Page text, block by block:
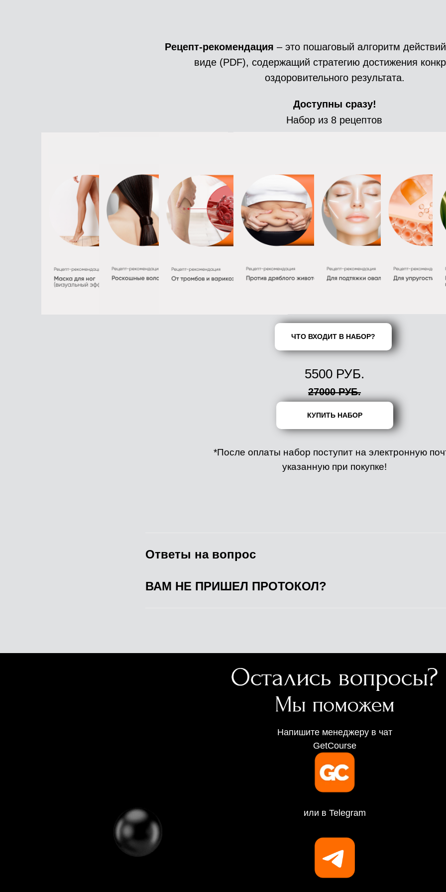
Рецепт-рекомендация – это пошаговый алгоритм
виде (PDF), содержащий стратегию достижения
оздоровительного результата.
КУПИТЬ НАБОР
ЧТО ВХОДИТ В НАБОР?
5500 РУБ.
*После оплаты набор поступит на электронную
указанную при покупке!
Доступны сразу!
27000 РУБ.
Набор из 8 рецептов
Ответы на вопрос
ВАМ НЕ ПРИШЕЛ ПРОТОКОЛ?
Напишите менеджеру в чат
GetCourse
или в Telegram